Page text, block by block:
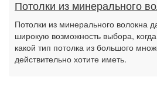
Потолки из минерального
Потолки из минерального волокна
широкую возможность выбора,
какой тип потолка из большого
действительно хотите иметь.